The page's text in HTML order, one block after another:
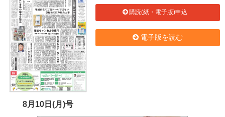
8月10日(月)号
購読(紙・電子版)申込
電子版を読む